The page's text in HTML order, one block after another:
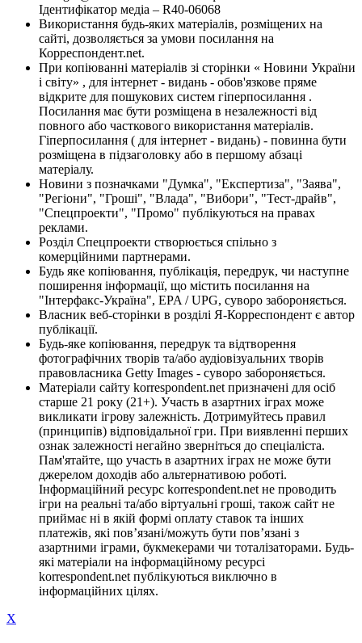
Ідентифікатор медіа – R40-06068
Використання будь-яких матеріалів, розміщених на
сайті, дозволяється за умови посилання на
Корреспондент.net.
При копіюванні матеріалів зі сторінки « Новини України
і світу» , для інтернет - видань - обов'язкове пряме
відкрите для пошукових систем гіперпосилання .
Посилання має бути розміщена в незалежності від
повного або часткового використання матеріалів.
Гіперпосилання ( для інтернет - видань) - повинна бути
розміщена в підзаголовку або в першому абзаці
матеріалу.
Новини з позначками "Думка", "Експертиза", "Заява",
"Регіони", "Гроші", "Влада", "Вибори", "Тест-драйв",
"Спецпроекти", "Промо" публікуються на правах
реклами.
Розділ Спецпроекти створюється спільно з
комерційними партнерами.
Будь яке копіювання, публікація, передрук, чи наступне
поширення інформації, що містить посилання на
"Інтерфакс-Україна", EPA / UPG, суворо забороняється.
Власник веб-сторінки в розділі Я-Корреспондент є автор
публікації.
Будь-яке копіювання, передрук та відтворення
фотографічних творів та/або аудіовізуальних творів
правовласника Getty Images - суворо забороняється.
Матеріали сайту korrespondent.net призначені для осіб
старше 21 року (21+). Участь в азартних іграх може
викликати ігрову залежність. Дотримуйтесь правил
(принципів) відповідальної гри. При виявленні перших
ознак залежності негайно зверніться до спеціаліста.
Пам'ятайте, що участь в азартних іграх не може бути
джерелом доходів або альтернативою роботі.
Інформаційний ресурс korrespondent.net не проводить
ігри на реальні та/або віртуальні гроші, також сайт не
приймає ні в якій формі оплату ставок та інших
платежів, які пов’язані/можуть бути пов’язані з
азартними іграми, букмекерами чи тоталізаторами. Будь-
які матеріали на інформаційному ресурсі
korrespondent.net публікуються виключно в
інформаційних цілях.
X